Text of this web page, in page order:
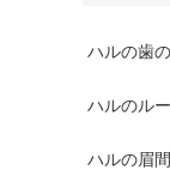
ハルの歯
ハルのル
ハルの眉